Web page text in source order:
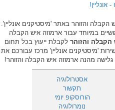
אונליין!
והזוהר באתר 'מיסטיקנים אונליין'.
במיוחד עבור ארמוזה איש הקבלה
הקבלה והזוהר לקבלת ייעוץ בכל תחום
'מיסטיקנים אונליין' מרכז עבורכם את
מהנה ארמוזה איש הקבלה והזוהר!
אסטרולוגיה
תקשור
הורוסקופ יומי
נומרולוגיה